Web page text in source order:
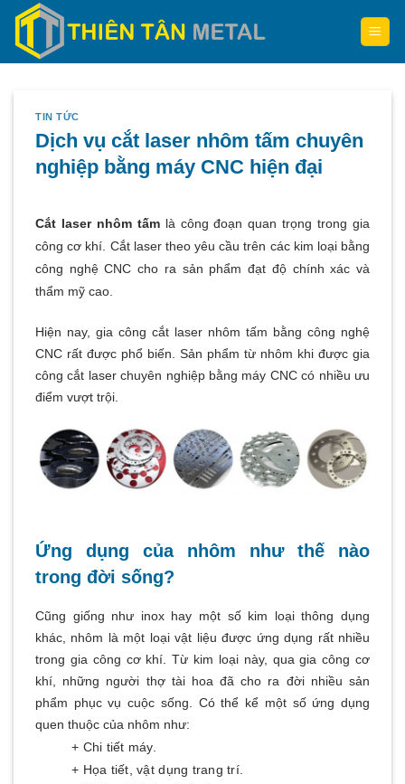
Skip
content
TIN TỨC
Dịch vụ cắt laser nhôm tấm chuyên
nghiệp bằng máy CNC hiện đại
Cắt laser nhôm tấm là công đoạn quan trọng trong gia
công cơ khí. Cắt laser theo yêu cầu trên các kim loại bằng
công nghệ CNC cho ra sản phẩm đạt độ chính xác và
thẩm mỹ cao.
Hiện nay, gia công cắt laser nhôm tấm bằng công nghệ
CNC rất được phổ biến. Sản phẩm từ nhôm khi được gia
công cắt laser chuyên nghiệp bằng máy CNC có nhiều ưu
điểm vượt trội.
Ứng dụng của nhôm như thế nào
trong đời sống?
Cũng giống như inox hay một số kim loại thông dụng
khác, nhôm là một loại vật liệu được ứng dụng rất nhiều
trong gia công cơ khí. Từ kim loại này, qua gia công cơ
khí, những người thợ tài hoa đã cho ra đời nhiều sản
phẩm phục vụ cuộc sống. Có thể kể một số ứng dụng
quen thuộc của nhôm như:
+ Chi tiết máy.
+ Họa tiết, vật dụng trang trí.